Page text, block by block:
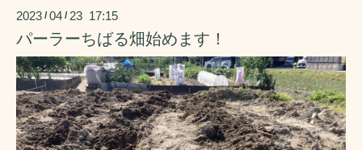
2023 /04 / 23 17:15
パーラーちばる畑始めます！